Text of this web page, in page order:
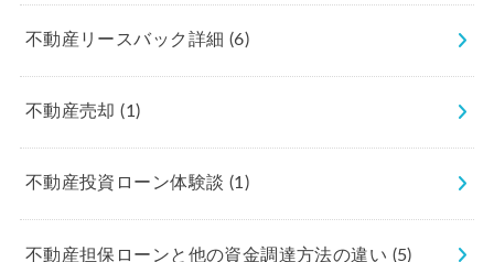
不動産リースバック詳細 (6)
不動産売却(1)
不動産投資ローン体験談 (1)
不動産担保ローンと他の資金調達方法の違い (5)